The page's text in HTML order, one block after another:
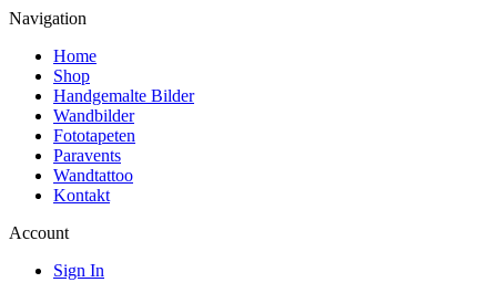
Navigation
Home
Shop
Handgemalte Bilder
Wandbilder
Fototapeten
Paravents
Wandtattoo
Kontakt
Account
Sign In